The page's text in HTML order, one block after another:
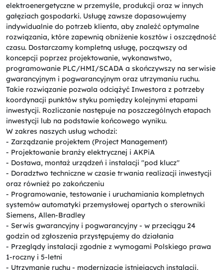
elektroenergetyczne w przemyśle, produkcji oraz w innych
gałęziach gospodarki. Usługę zawsze dopasowujemy
indywidualnie do potrzeb klienta, aby znaleźć optymalne
rozwiązania, które zapewnią obniżenie kosztów i oszczędność
czasu. Dostarczamy kompletną usługę, począwszy od
koncepcji poprzez projektowanie, wykonawstwo,
programowanie PLC/HMI/SCADA a skończywszy na serwisie
gwarancyjnym i pogwarancyjnym oraz utrzymaniu ruchu.
Takie rozwiązanie pozwala odciążyć Inwestora z potrzeby
koordynacji punktów styku pomiędzy kolejnymi etapami
inwestycji. Rozliczanie następuje na poszczególnych etapach
inwestycji lub na podstawie końcowego wyniku.
W zakres naszych usług wchodzi:
- Zarządzanie projektem (Project Management)
- Projektowanie branży elektrycznej i AKPiA
- Dostawa, montaż urządzeń i instalacji "pod klucz"
- Doradztwo techniczne w czasie trwania realizacji inwestycji
oraz również po zakończeniu
- Programowanie, testowanie i uruchamiania kompletnych
systemów automatyki przemysłowej opartych o sterowniki
Siemens, Allen-Bradley
- Serwis gwarancyjny i pogwarancyjny - w przeciągu 24
godzin od zgłoszenia przystępujemy do działania
- Przeglądy instalacji zgodnie z wymogami Polskiego prawa
1-roczny i 5-letni
- Utrzymanie ruchu - modernizacje istniejących instalacji,